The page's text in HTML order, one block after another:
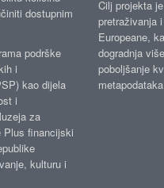
dostupnim
podrške
i
kao dijela
i
za
Plus financijski
kulturu i
Cilj projekta
pretraživanja
Europeane,
dogradnja
poboljšanje